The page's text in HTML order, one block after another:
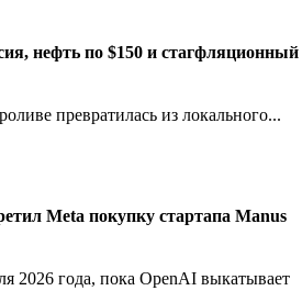
нефть по $150 и стагфляционный
превратилась из локального...
Meta покупку стартапа Manus
2026 года, пока OpenAI выкатывает